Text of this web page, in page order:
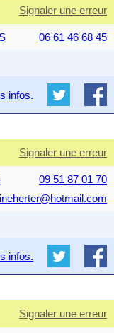
Signaler une erreur
06 61 46 68 45
infos.
Signaler une erreur
09 51 87 01 70
infos.
Signaler une erreur